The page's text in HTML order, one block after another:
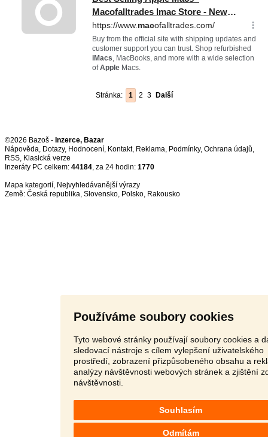
Používáme soubory cookies
Tyto webové stránky používají soubory cookies a
sledovací nástroje s cílem vylepšení uživatelského
prostředí, zobrazení přizpůsobeného obsahu a
analýzy návštěvnosti webových stránek a zjištění
návštěvnosti.
Souhlasím
Odmítám
Stránka: 1 2 3 Další
©2026 Bazoš - Inzerce, Bazar
Nápověda, Dotazy, Hodnocení, Kontakt, Reklama, Podmínky, Ochrana údajů,
RSS,
Inzeráty PC celkem: 44184, za 24 hodin: 1770
Mapa kategorií, Nejvyhledávanější výrazy
Země: Česká republika, Slovensko, Polsko, Rakousko